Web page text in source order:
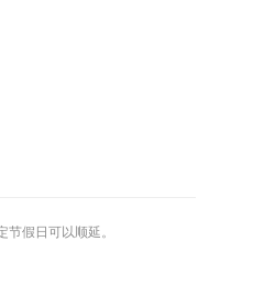
事人一方的住所地或协议